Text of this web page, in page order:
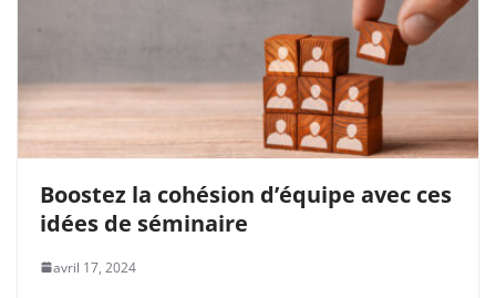
Boostez la cohésion d’équipe avec ces
idées de séminaire
avril 17, 2024